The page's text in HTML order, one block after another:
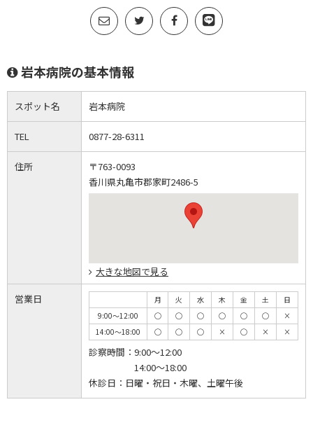
岩本病院の基本情報
スポット名 岩本病院
TEL 0877-28-6311
住所
〒763-0093
香川県丸亀市郡家町2486-5
大きな地図で見る
営業日 月 火 水 木 金 土
日
9:00～12:00
◯ ◯ ◯ ◯ ◯ ◯
×
14:00～18:00
◯ ◯ ◯ × ◯ × ×
診察時間： 9:00～12:00
14:00～18:00
休診日： 日曜・祝日・木曜、土曜午後